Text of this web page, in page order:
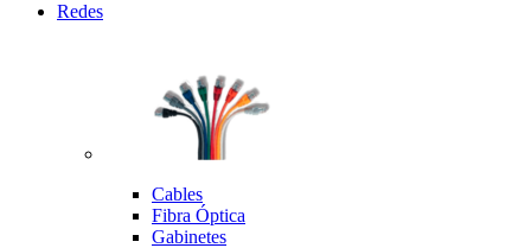
Redes
Cables
Fibra Óptica
Gabinetes